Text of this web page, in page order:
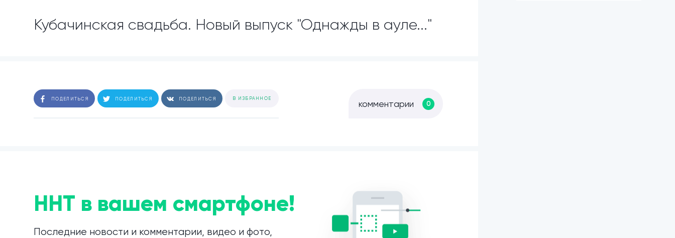
Кубачинская свадьба. Новый выпуск "Однажды в ауле..."
ПОДЕЛИТЬСЯ ПОДЕЛИТЬСЯ ПОДЕЛИТЬСЯ В ИЗБРАННОЕ
комментарии 0
ННТ в вашем смартфоне!
Последние новости и комментарии, видео и фото,